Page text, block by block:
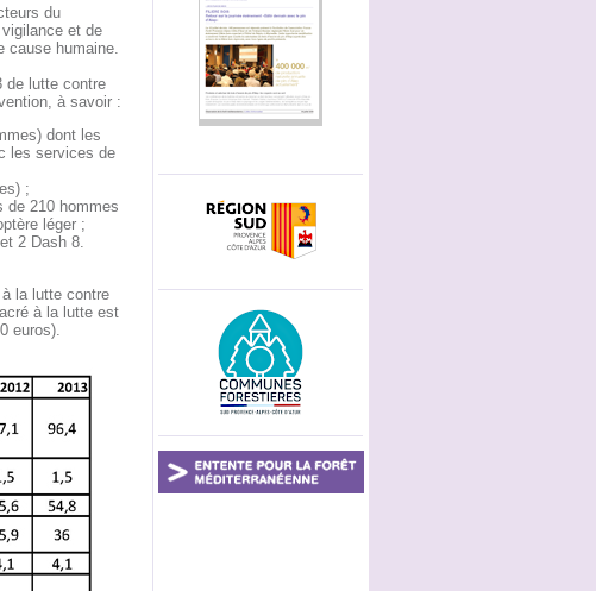
du
et de
cause humaine.
de lutte contre
à savoir :
dont les
les services de
;
de 210 hommes
léger ;
2 Dash 8.
la lutte contre
à la lutte est
euros).